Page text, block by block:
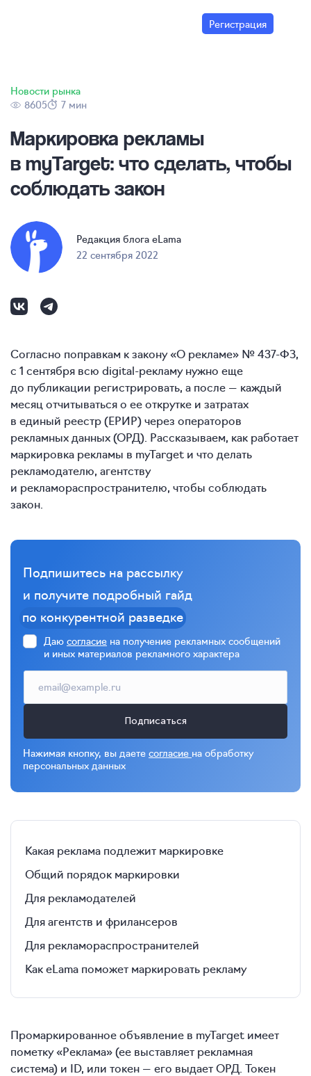
Регистрация
Новости рынка
8605
7 мин
Маркировка рекламы
в myTarget: что сделать, чтобы
соблюдать закон
Редакция блога eLama
22 сентября 2022
Согласно поправкам к закону «О рекламе» № 437-ФЗ,
с 1 сентября всю digital-рекламу нужно еще
до публикации регистрировать, а после — каждый
месяц отчитываться о ее открутке и затратах
в единый реестр (ЕРИР) через операторов
рекламных данных (ОРД). Рассказываем, как работает
маркировка рекламы в myTarget и что делать
рекламодателю, агентству
и рекламораспространителю, чтобы соблюдать
закон.
Подпишитесь на рассылку
и получите подробный гайд
по конкурентной разведке
Даю согласие на получение рекламных сообщений
и иных материалов рекламного характера
Подписаться
Нажимая кнопку, вы даете согласие на обработку
персональных данных
Какая реклама подлежит маркировке
Общий порядок маркировки
Для рекламодателей
Для агентств и фрилансеров
Для рекламораспространителей
Как eLama поможет маркировать рекламу
Промаркированное объявление в myTarget имеет
пометку «Реклама» (ее выставляет рекламная
система) и ID, или токен — его выдает ОРД. Токен